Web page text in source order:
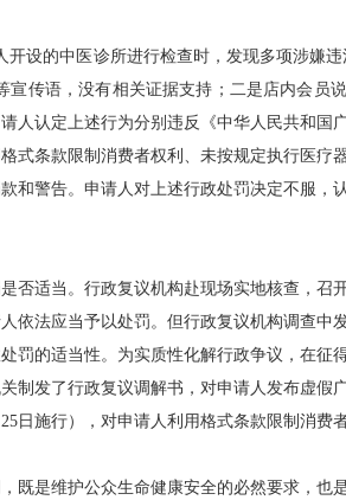
的中医诊所进行检查时，发现多项涉嫌违
宣传语，没有相关证据支持；二是店内会员
认定上述行为分别违反《中华人民共和国
式条款限制消费者权利、未按规定执行医疗
和警告。申请人对上述行政处罚决定不服，
适当。行政复议机构赴现场实地核查，召
依法应当予以处罚。但行政复议机构调查中
罚的适当性。为实质性化解行政争议，在征
制发了行政复议调解书，对申请人发布虚假
日施行），对申请人利用格式条款限制消费
是维护公众生命健康安全的必然要求，也